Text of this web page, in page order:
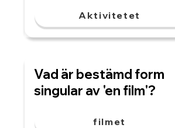
Aktivitetet
Vad är bestämd form
singular av 'en film'?
filmet